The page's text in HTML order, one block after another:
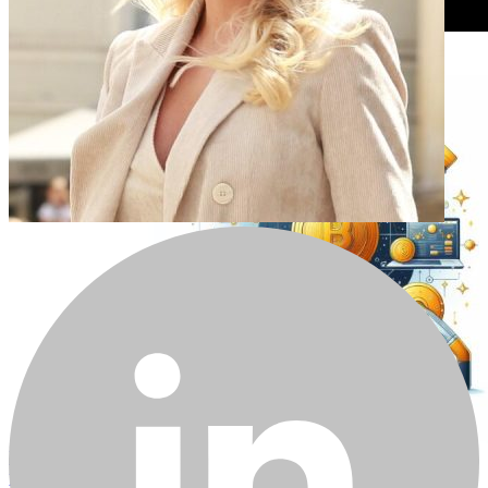
Тижневий технічний аналіз BTC від Mako Sharks
Біткойн досяг нового історичного максимуму — чи можливий
ріст до 120 тис. доларів?